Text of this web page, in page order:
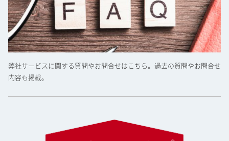
弊社サービスに関する質問やお問合せはこちら。過去の質問やお問合せ
内容も掲載。